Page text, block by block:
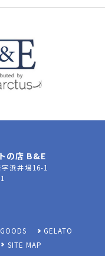
の店 B&E
浜井場16-1
GOODS
GELATO
SITE MAP